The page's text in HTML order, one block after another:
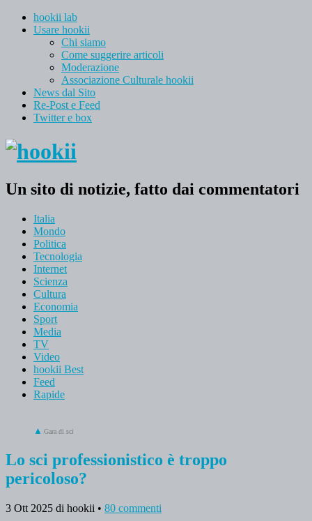
hookii lab
Usare hookii
Chi siamo
Come suggerire articoli
Moderazione
Associazione Culturale hookii
News dal Sito
Re-Post e Feed
Twitter e box
Un sito di notizie, fatto dai commentatori
Italia
Mondo
Politica
Tecnologia
Internet
Scienza
Cultura
Economia
Sport
Media
TV
Video
hookii Best
Feed
Rapide
Gara di sci
Lo sci professionistico è troppo
pericoloso?
3 Ott 2025 di hookii • 80 commenti